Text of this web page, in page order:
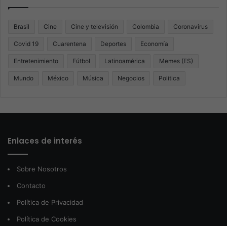
Brasil Cine Cine y televisión Colombia Coronavirus
Covid 19 Cuarentena Deportes Economía
Entretenimiento Fútbol Latinoamérica Memes (ES)
Mundo México Música Negocios Politica
Enlaces de interés
Sobre Nosotros
Contacto
Política de Privacidad
Política de Cookies